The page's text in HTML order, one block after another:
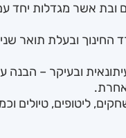
ובת אשר מגדלות יחד
ותק במשרד החינוך ובעלת
עיתונאית ובעיקר –
ליטופים, טיולים